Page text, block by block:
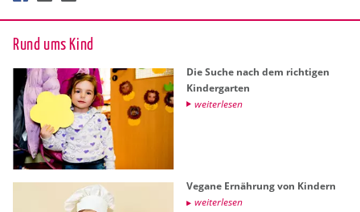
Rund ums Kind
Die Suche nach dem rich­ti­gen
Kin­der­gar­ten
wei­ter­le­sen
Ve­ga­ne Er­näh­rung von Kin­dern
wei­ter­le­sen